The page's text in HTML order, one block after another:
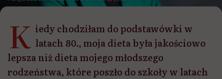
K iedy chodziłam do podstawówki w
latach 80., moja dieta była jakościowo
lepsza niż dieta mojego młodszego
rodzeństwa, które poszło do szkoły w latach